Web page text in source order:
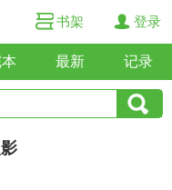
书架 登录
最新 记录